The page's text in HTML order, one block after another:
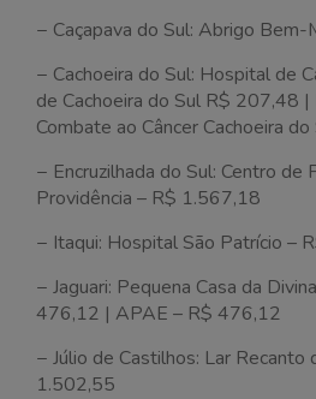
− Caçapava do Sul: Abrigo
− Cachoeira do Sul: Hospital de
de Cachoeira do Sul R$ 207,48 |
Combate ao Câncer Cachoeira
− Encruzilhada do Sul: Centro de
Providência – R$ 1.567,18
− Itaqui: Hospital São Patrício –
− Jaguari: Pequena Casa da
476,12 | APAE – R$ 476,12
− Júlio de Castilhos: Lar Recanto
1.502,55